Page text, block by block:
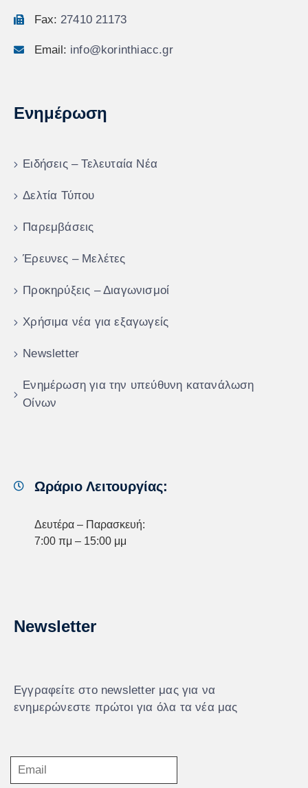
Fax: 27410 21173
Email: info@korinthiacc.gr
Ενημέρωση
Ειδήσεις – Τελευταία Νέα
Δελτία Τύπου
Παρεμβάσεις
Έρευνες – Μελέτες
Προκηρύξεις – Διαγωνισμοί
Χρήσιμα νέα για εξαγωγείς
Newsletter
Ενημέρωση για την υπεύθυνη κατανάλωση
Οίνων
Ωράριο Λειτουργίας:
Δευτέρα – Παρασκευή:
7:00 πμ – 15:00 μμ
Newsletter
Εγγραφείτε στο newsletter μας για να
ενημερώνεστε πρώτοι για όλα τα νέα μας